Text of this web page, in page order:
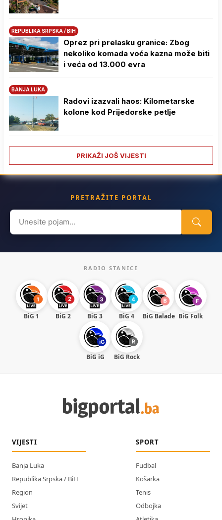
REPUBLIKA SRPSKA / BIH
Oprez pri prelasku granice: Zbog
nekoliko komada voća kazna može biti
i veća od 13.000 evra
BANJA LUKA
Radovi izazvali haos: Kilometarske
kolone kod Prijedorske petlje
PRIKAŽI JOŠ VIJESTI
PRETRAŽITE PORTAL
Search
for:
RADIO STANICE
BiG 1 BiG 2 BiG 3 BiG 4 BiG Balade BiG Folk
BiG iG BiG Rock
VIJESTI
Banja Luka
Republika Srpska / BiH
Region
Svijet
SPORT
Fudbal
Košarka
Tenis
Odbojka